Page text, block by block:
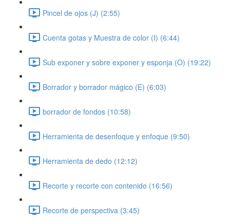
Pincel de ojos (J) (2:55)
Cuenta gotas y Muestra de color (I) (6:44)
Sub exponer y sobre exponer y esponja (O) (19:22)
Borrador y borrador mágico (E) (6:03)
borrador de fondos (10:58)
Herramienta de desenfoque y enfoque (9:50)
Herramienta de dedo (12:12)
Recorte y recorte con contenido (16:56)
Recorte de perspectiva (3:45)